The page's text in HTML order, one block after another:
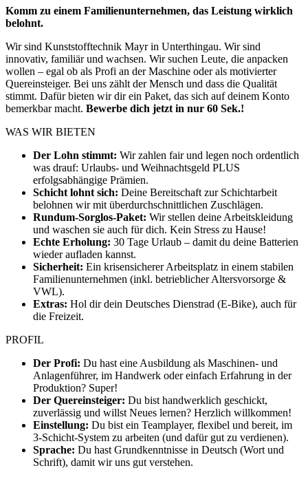
Komm zu einem Familienunternehmen, das Leistung wirklich
belohnt.
Wir sind Kunststofftechnik Mayr in Unterthingau. Wir sind
innovativ, familiär und wachsen. Wir suchen Leute, die anpacken
wollen – egal ob als Profi an der Maschine oder als motivierter
Quereinsteiger. Bei uns zählt der Mensch und dass die Qualität
stimmt. Dafür bieten wir dir ein Paket, das sich auf deinem Konto
bemerkbar macht. Bewerbe dich jetzt in nur 60 Sek.!
WAS WIR BIETEN
Der Lohn stimmt: Wir zahlen fair und legen noch ordentlich
was drauf: Urlaubs- und Weihnachtsgeld PLUS
erfolgsabhängige Prämien.
Schicht lohnt sich: Deine Bereitschaft zur Schichtarbeit
belohnen wir mit überdurchschnittlichen Zuschlägen.
Rundum-Sorglos-Paket: Wir stellen deine Arbeitskleidung
und waschen sie auch für dich. Kein Stress zu Hause!
Echte Erholung: 30 Tage Urlaub – damit du deine Batterien
wieder aufladen kannst.
Sicherheit: Ein krisensicherer Arbeitsplatz in einem stabilen
Familienunternehmen (inkl. betrieblicher Altersvorsorge &
VWL).
Extras: Hol dir dein Deutsches Dienstrad (E-Bike), auch für
die Freizeit.
PROFIL
Der Profi: Du hast eine Ausbildung als Maschinen- und
Anlagenführer, im Handwerk oder einfach Erfahrung in der
Produktion? Super!
Der Quereinsteiger: Du bist handwerklich geschickt,
zuverlässig und willst Neues lernen? Herzlich willkommen!
Einstellung: Du bist ein Teamplayer, flexibel und bereit, im
3-Schicht-System zu arbeiten (und dafür gut zu verdienen).
Sprache: Du hast Grundkenntnisse in Deutsch (Wort und
Schrift), damit wir uns gut verstehen.